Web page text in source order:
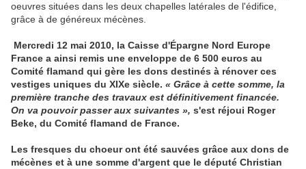
oeuvres situées dans les deux chapelles latérales de l'édifice,
grâce à de généreux mécènes.
Mercredi 12 mai 2010, la Caisse d'Épargne Nord Europe
France a ainsi remis une enveloppe de 6 500 euros au
Comité flamand qui gère les dons destinés à rénover ces
vestiges uniques du XIXe siècle. « Grâce à cette somme, la
première tranche des travaux est définitivement financée.
On va pouvoir passer aux suivantes », s'est réjoui Roger
Beke, du Comité flamand de France.
Les fresques du choeur ont été sauvées grâce aux dons de
mécènes et à une somme d'argent que le député Christian